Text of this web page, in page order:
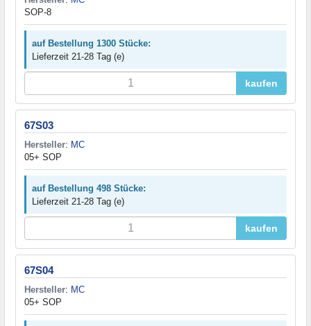
SOP-8
auf Bestellung 1300 Stücke:
Lieferzeit 21-28 Tag (e)
kaufen
67S03
Hersteller: MC
05+ SOP
auf Bestellung 498 Stücke:
Lieferzeit 21-28 Tag (e)
kaufen
67S04
Hersteller: MC
05+ SOP